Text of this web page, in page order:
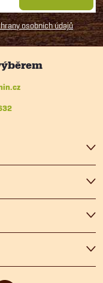
osobních údajů